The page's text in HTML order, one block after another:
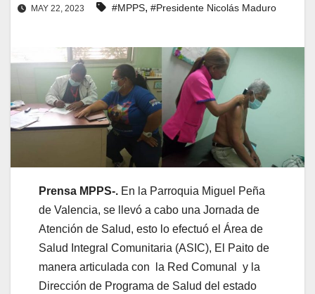
MAY 22, 2023 #MPPS, #Presidente Nicolás Maduro
Prensa MPPS-. En la Parroquia Miguel Peña
de Valencia, se llevó a cabo una Jornada de
Atención de Salud, esto lo efectuó el Área de
Salud Integral Comunitaria (ASIC), El Paito de
manera articulada con la Red Comunal y la
Dirección de Programa de Salud del estado